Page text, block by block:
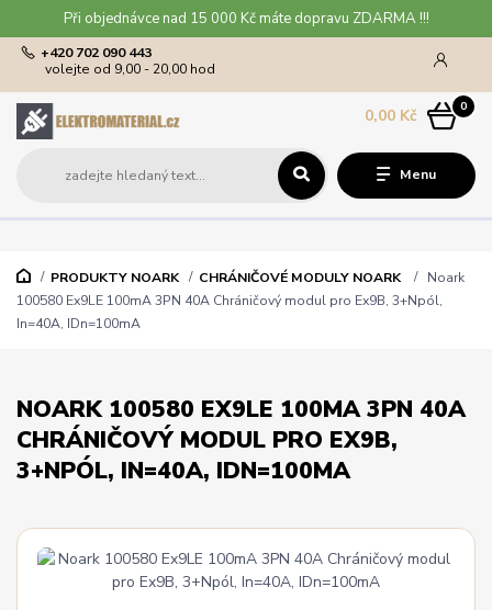
Při objednávce nad 15 000 Kč máte dopravu ZDARMA !!!
Menu
+420 702 090 443
volejte od 9,00 - 20,00 hod
0
0,00 Kč
PRODUKTY NOARK CHRÁNIČOVÉ MODULY NOARK
Noark
100580 Ex9LE 100mA 3PN 40A Chráničový modul pro Ex9B, 3+Npól,
In=40A, IDn=100mA
NOARK 100580 EX9LE 100MA 3PN 40A
CHRÁNIČOVÝ MODUL PRO EX9B,
3+NPÓL, IN=40A, IDN=100MA